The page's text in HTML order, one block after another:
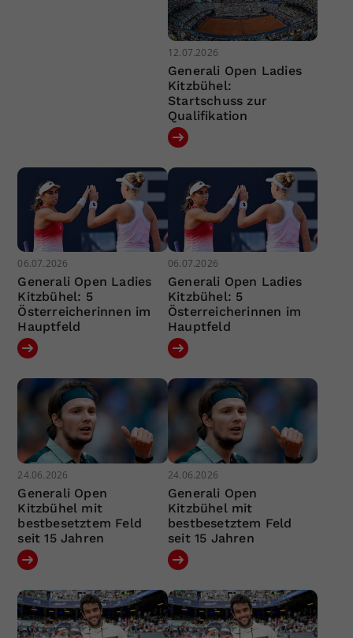
12.07.2026
Generali Open Ladies
Kitzbühel:
Startschuss zur
Qualifikation
06.07.2026
Generali Open Ladies
Kitzbühel: 5
Österreicherinnen im
Hauptfeld
06.07.2026
Generali Open Ladies
Kitzbühel: 5
Österreicherinnen im
Hauptfeld
24.06.2026
Generali Open
Kitzbühel mit
bestbesetztem Feld
seit 15 Jahren
24.06.2026
Generali Open
Kitzbühel mit
bestbesetztem Feld
seit 15 Jahren